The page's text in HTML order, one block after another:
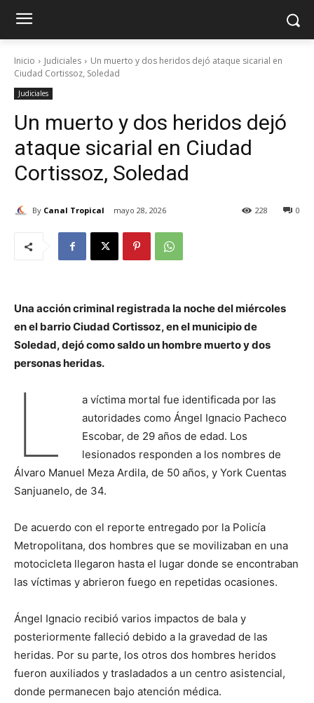
Inicio Judiciales
Un muerto y dos heridos dejó ataque sicarial en
Ciudad Cortissoz, Soledad
Judiciales
Un muerto y dos heridos dejó
ataque sicarial en Ciudad
Cortissoz, Soledad
By Canal Tropical mayo 28, 2026 0
228
Una acción criminal registrada la noche del miércoles
en el barrio Ciudad Cortissoz, en el municipio de
Soledad, dejó como saldo un hombre muerto y dos
personas heridas.
L
a víctima mortal fue identificada por las
autoridades como Ángel Ignacio Pacheco
Escobar, de 29 años de edad. Los
lesionados responden a los nombres de
Álvaro Manuel Meza Ardila, de 50 años, y York Cuentas
Sanjuanelo, de 34.
De acuerdo con el reporte entregado por la Policía
Metropolitana, dos hombres que se movilizaban en una
motocicleta llegaron hasta el lugar donde se encontraban
las víctimas y abrieron fuego en repetidas ocasiones.
Ángel Ignacio recibió varios impactos de bala y
posteriormente falleció debido a la gravedad de las
heridas. Por su parte, los otros dos hombres heridos
fueron auxiliados y trasladados a un centro asistencial,
donde permanecen bajo atención médica.